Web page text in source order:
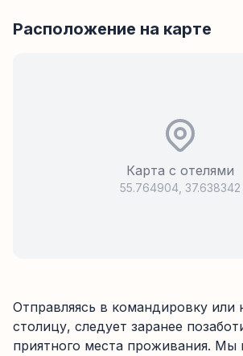
Расположение на карте
Карта с отелями
55.764904 37.638342
Отправляясь в командировку или
столицу, следует заранее
приятного места проживания. Мы